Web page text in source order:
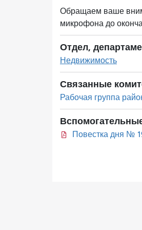
Обращаем ваше
микрофона до
Отдел,
Недвижимость
Связанные
Рабочая группа
Повестка дня №